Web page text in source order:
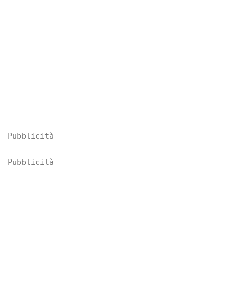
Pubblicità
Pubblicità